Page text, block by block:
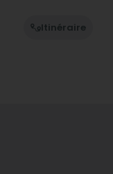
Itinéraire